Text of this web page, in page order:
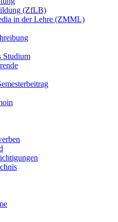
(ZfLB)
in der Lehre (ZMML)
Studium